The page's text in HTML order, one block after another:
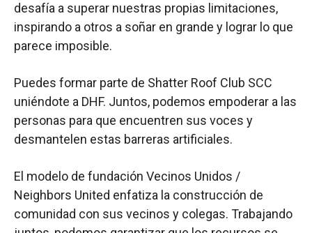
desafía a superar nuestras propias limitaciones,
inspirando a otros a soñar en grande y lograr lo que
parece imposible.
Puedes formar parte de Shatter Roof Club SCC
uniéndote a DHF. Juntos, podemos empoderar a las
personas para que encuentren sus voces y
desmantelen estas barreras artificiales.
El modelo de fundación Vecinos Unidos /
Neighbors United enfatiza la construcción de
comunidad con sus vecinos y colegas. Trabajando